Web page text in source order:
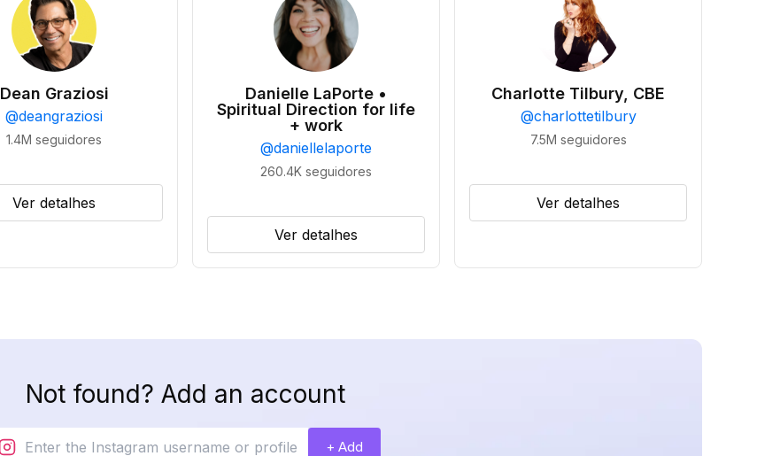
Dean Graziosi
@deangraziosi
1.4M seguidores
Ver detalhes
Danielle LaPorte •
Spiritual Direction for life
+ work
@daniellelaporte
260.4K seguidores
Ver detalhes
Charlotte Tilbury, CBE
@charlottetilbury
7.5M seguidores
Ver detalhes
Not found? Add an account
+ Add